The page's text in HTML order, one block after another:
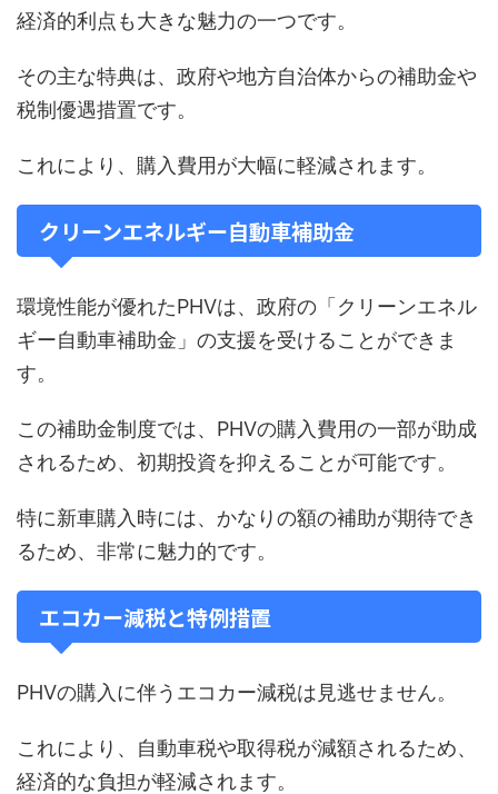
経済的利点も大きな魅力の一つです。
その主な特典は、政府や地方自治体からの補助金や
税制優遇措置です。
これにより、購入費用が大幅に軽減されます。
クリーンエネルギー自動車補助金
環境性能が優れたPHVは、政府の「クリーンエネル
ギー自動車補助金」の支援を受けることができま
す。
この補助金制度では、PHVの購入費用の一部が助成
されるため、初期投資を抑えることが可能です。
特に新車購入時には、かなりの額の補助が期待でき
るため、非常に魅力的です。
エコカー減税と特例措置
PHVの購入に伴うエコカー減税は見逃せません。
これにより、自動車税や取得税が減額されるため、
経済的な負担が軽減されます。